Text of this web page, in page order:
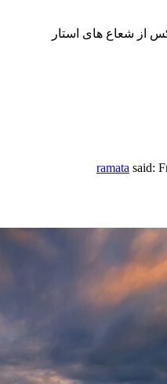
از شعاع های استار
ramata said: